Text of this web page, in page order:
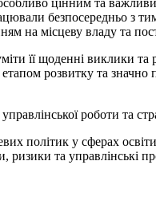
безпосередньо
місцеву владу та
її щоденні виклики
розвитку та
роботи та
політик у сферах
та управлінські